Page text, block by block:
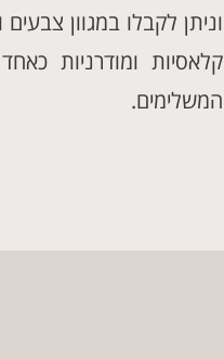
וניתן לקבלו במגוון
קלאסיות ומודרניות
המשלימים.